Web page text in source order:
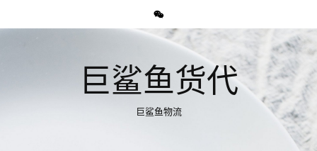
巨鲨鱼货代
巨鲨鱼物流